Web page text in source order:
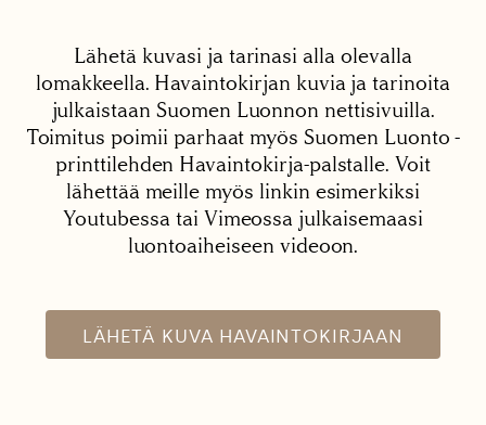
Lähetä kuvasi ja tarinasi alla olevalla
lomakkeella. Havaintokirjan kuvia ja tarinoita
julkaistaan Suomen Luonnon nettisivuilla.
Toimitus poimii parhaat myös Suomen Luonto -
printtilehden Havaintokirja-palstalle. Voit
lähettää meille myös linkin esimerkiksi
Youtubessa tai Vimeossa julkaisemaasi
luontoaiheiseen videoon.
LÄHETÄ KUVA HAVAINTOKIRJAAN